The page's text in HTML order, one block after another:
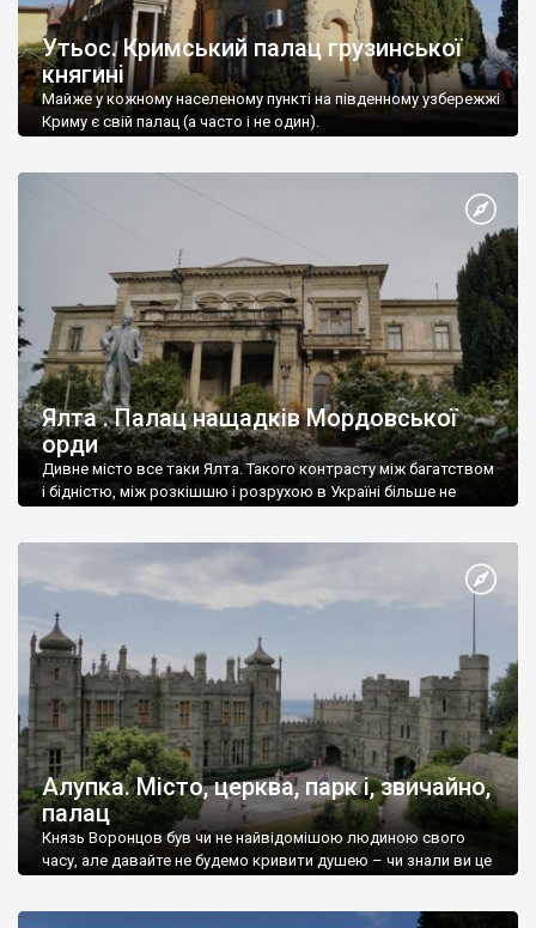
Утьос. Кримський палац грузинської
княгині
Майже у кожному населеному пункті на південному узбережжі
Криму є свій палац (а часто і не один).
Ялта . Палац нащадків Мордовської
орди
Дивне місто все таки Ялта. Такого контрасту між багатством
і бідністю, між розкішшю і розрухою в Україні більше не
Алупка. Місто, церква, парк і, звичайно,
палац
Князь Воронцов був чи не найвідомішою людиною свого
часу, але давайте не будемо кривити душею – чи знали ви це